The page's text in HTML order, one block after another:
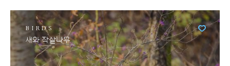
BIRDS
새와 작살나무